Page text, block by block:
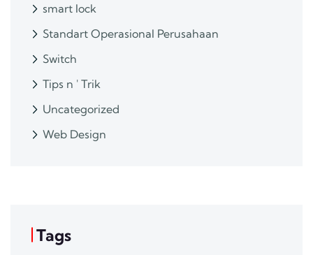
smart lock
Standart Operasional Perusahaan
Switch
Tips n ' Trik
Uncategorized
Web Design
Tags